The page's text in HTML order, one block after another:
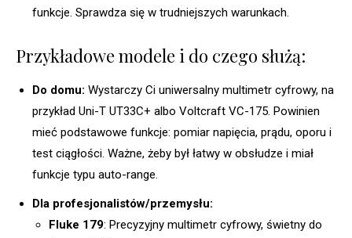
funkcje. Sprawdza się w trudniejszych warunkach.
Przykładowe modele i do czego służą:
Do domu: Wystarczy Ci uniwersalny multimetr cyfrowy, na
przykład Uni-T UT33C+ albo Voltcraft VC-175. Powinien
mieć podstawowe funkcje: pomiar napięcia, prądu, oporu i
test ciągłości. Ważne, żeby był łatwy w obsłudze i miał
funkcje typu auto-range.
Dla profesjonalistów/przemysłu:
Fluke 179: Precyzyjny multimetr cyfrowy, świetny do